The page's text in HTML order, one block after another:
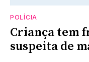
POLÍCIA
Criança tem
suspeita de